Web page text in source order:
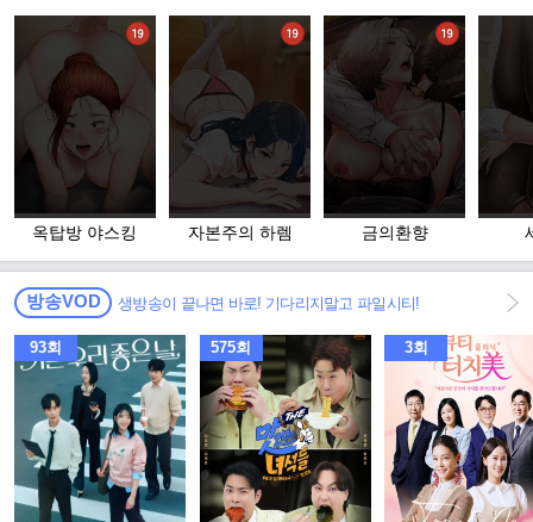
옥탑방 야스킹 자본주의 하렘 금의환향
방송VOD 생방송이 끝나면 바로! 기다리지말고 파일시티!
93회 575회 3회